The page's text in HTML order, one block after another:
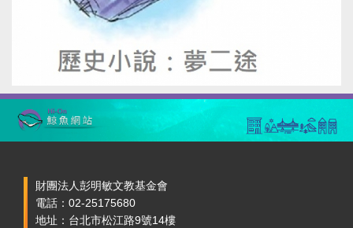
財團法人彭明敏文教基金會
電話：02-25175680
地址：台北市松江路9號14樓